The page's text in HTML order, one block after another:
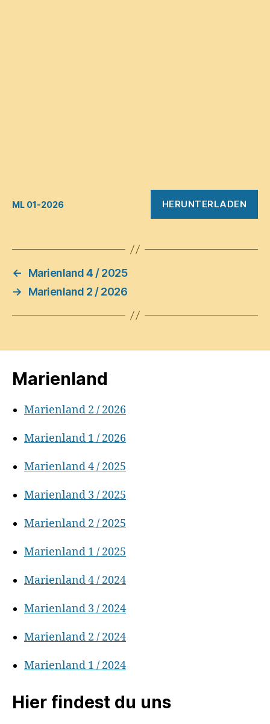
ML 01-2026 HERUNTERLADEN
←
Marienland 4 / 2025
→
Marienland 2 / 2026
Marienland
Marienland 2 / 2026
Marienland 1 / 2026
Marienland 4 / 2025
Marienland 3 / 2025
Marienland 2 / 2025
Marienland 1 / 2025
Marienland 4 / 2024
Marienland 3 / 2024
Marienland 2 / 2024
Marienland 1 / 2024
Hier findest du uns